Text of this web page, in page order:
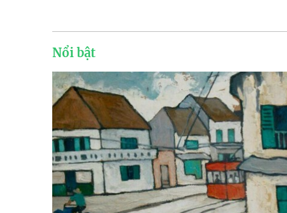
Nổi bật